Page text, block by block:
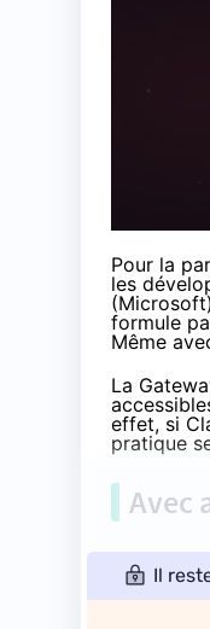
Pour la
les
formule
Même
La
effet, si
pratique
Avec
Il